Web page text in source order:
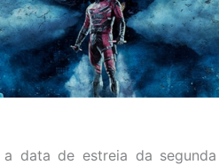
data de estreia da